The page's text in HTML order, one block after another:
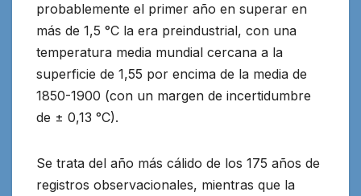
probablemente el primer año en superar en
más de 1,5 °C la era preindustrial, con una
temperatura media mundial cercana a la
superficie de 1,55 por encima de la media de
1850-1900 (con un margen de incertidumbre
de ± 0,13 °C).
Se trata del año más cálido de los 175 años de
registros observacionales, mientras que la